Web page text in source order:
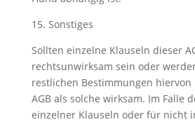
15. Sonstiges
Sollten einzelne Klauseln dieser
rechtsunwirksam sein oder
restlichen Bestimmungen
AGB als solche wirksam. Im Falle
einzelner Klauseln oder für nicht